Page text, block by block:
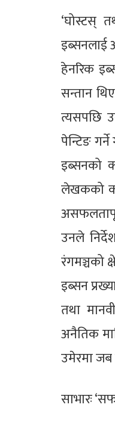
‘घोस्टस्
इब्सनलाई
हेनरिक
सन्तान
त्यसपछि
पेन्टिङ
इब्सनको
लेखकको
उनले
रंगमञ्चको
इब्सन
तथा
अनैतिक
उमेरमा जब
साभारः